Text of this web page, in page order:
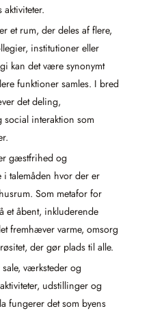
et rum, der deles af flere,
institutioner eller
kan det være synonymt
funktioner samles. I bred
det deling,
interaktion som
gæstfrihed og
i talemåden hvor der er
Som metafor for
et åbent, inkluderende
fremhæver varme, omsorg
der gør plads til alle.
værksteder og
udstillinger og
fungerer det som byens